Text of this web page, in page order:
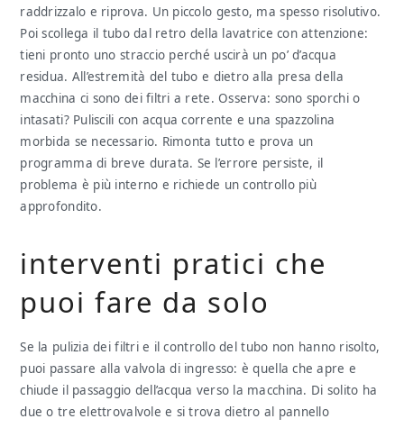
raddrizzalo e riprova. Un piccolo gesto, ma spesso risolutivo.
Poi scollega il tubo dal retro della lavatrice con attenzione:
tieni pronto uno straccio perché uscirà un po’ d’acqua
residua. All’estremità del tubo e dietro alla presa della
macchina ci sono dei filtri a rete. Osserva: sono sporchi o
intasati? Puliscili con acqua corrente e una spazzolina
morbida se necessario. Rimonta tutto e prova un
programma di breve durata. Se l’errore persiste, il
problema è più interno e richiede un controllo più
approfondito.
interventi pratici che
puoi fare da solo
Se la pulizia dei filtri e il controllo del tubo non hanno risolto,
puoi passare alla valvola di ingresso: è quella che apre e
chiude il passaggio dell’acqua verso la macchina. Di solito ha
due o tre elettrovalvole e si trova dietro al pannello